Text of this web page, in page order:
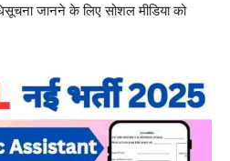
जानने के लिए सोशल मीडिया को